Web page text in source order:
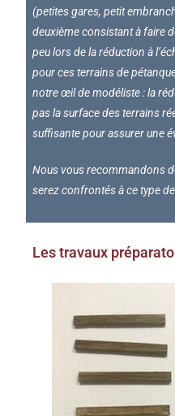
(petites gares, petit
deuxième consistant à faire
peu lors de la réduction à
pour ces terrains de
notre œil de modéliste : la
pas la surface des terrains
suffisante pour assurer une
Nous vous recommandons
serez confrontés à ce type
Les travaux